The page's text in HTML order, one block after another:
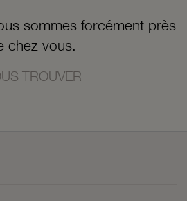
sommes forcément près
chez vous.
TROUVER